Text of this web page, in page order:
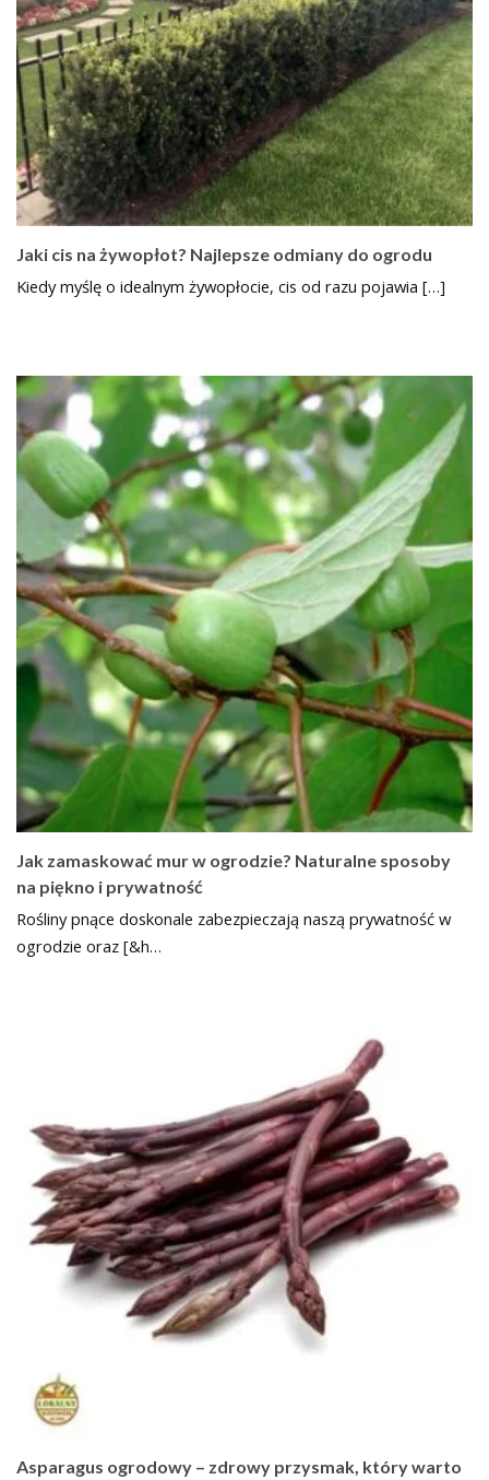
Jaki cis na żywopłot? Najlepsze odmiany do ogrodu
Kiedy myślę o idealnym żywopłocie, cis od razu pojawia […]
Jak zamaskować mur w ogrodzie? Naturalne sposoby
na piękno i prywatność
Rośliny pnące doskonale zabezpieczają naszą prywatność w
ogrodzie oraz [&h…
Asparagus ogrodowy – zdrowy przysmak, który warto